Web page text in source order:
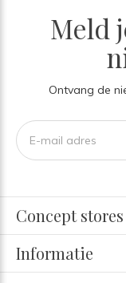
Meld
Ontvang de
Concept stores
Informatie